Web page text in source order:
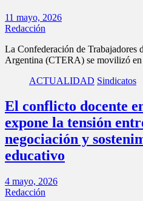
11 mayo, 2026
Redacción
La Confederación de Trabajadores
Argentina (CTERA) se movilizó
ACTUALIDAD Sindicatos
El conflicto docente
expone la tensión
negociación y
educativo
4 mayo, 2026
Redacción